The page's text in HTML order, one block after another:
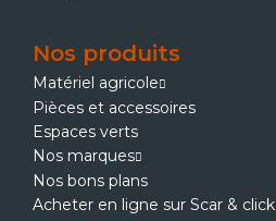
Nos produits
Matériel agricole
Pièces et accessoires
Espaces verts
Nos marques
Nos bons plans
Acheter en ligne sur Scar & click